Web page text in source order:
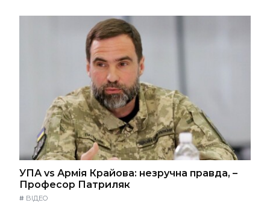
УПА vs Армія Крайова: незручна правда, –
Професор Патриляк
# ВІДЕО